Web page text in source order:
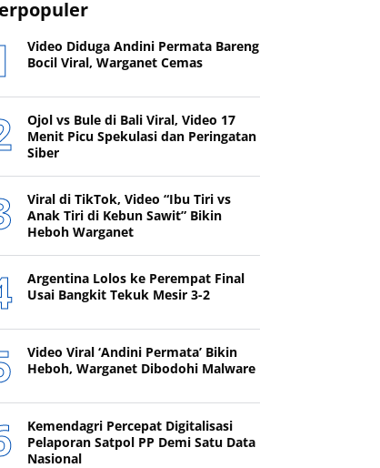
Video Diduga Andini Permata Bareng
Bocil Viral, Warganet Cemas
Ojol vs Bule di Bali Viral, Video 17
Menit Picu Spekulasi dan Peringatan
Siber
Viral di TikTok, Video “Ibu Tiri vs
Anak Tiri di Kebun Sawit” Bikin
Heboh Warganet
Argentina Lolos ke Perempat Final
Usai Bangkit Tekuk Mesir 3-2
Video Viral ‘Andini Permata’ Bikin
Heboh, Warganet Dibodohi Malware
Kemendagri Percepat Digitalisasi
Pelaporan Satpol PP Demi Satu Data
Nasional